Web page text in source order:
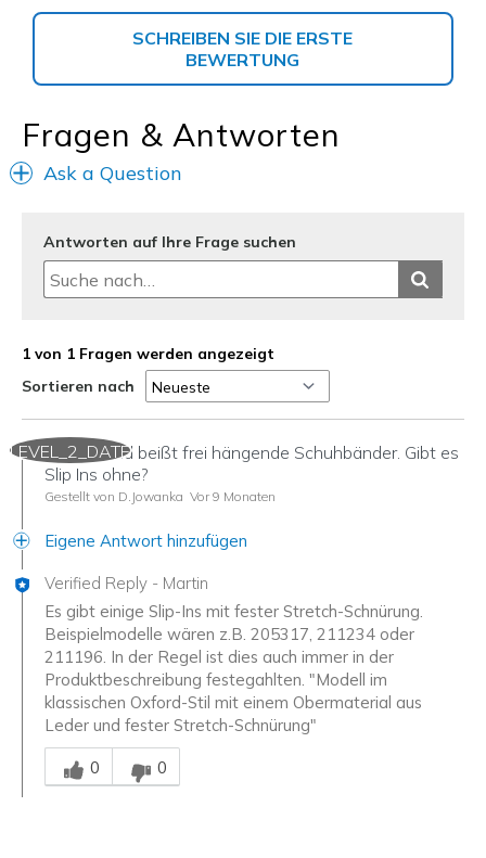
SCHREIBEN SIE DIE ERSTE
BEWERTUNG
Fragen & Antworten
Ask a Question
Antworten auf Ihre Frage suchen
1 von 1 Fragen werden angezeigt
Sortieren nach
LEVEL_2_DATE
unser Hund beißt frei hängende Schuhbänder. Gibt es
Slip Ins ohne?
Gestellt von D.Jowanka Vor 9 Monaten
Eigene Antwort hinzufügen
Verified Reply - Martin
Es gibt einige Slip-Ins mit fester Stretch-Schnürung.
Beispielmodelle wären z.B. 205317, 211234 oder
211196. In der Regel ist dies auch immer in der
Produktbeschreibung festegahlten. "Modell im
klassischen Oxford-Stil mit einem Obermaterial aus
Leder und fester Stretch-Schnürung"
Mitarbeiter-Gutachter
0
0